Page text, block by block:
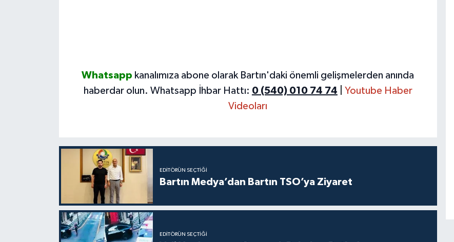
Whatsapp kanalımıza abone olarak Bartın'daki önemli gelişmelerden anında
haberdar olun. Whatsapp İhbar Hattı: 0 (540) 010 74 74
Youtube Haber
Videoları
EDITÖRÜN SEÇTIĞI
Bartın Medya’dan Bartın TSO’ya Ziyaret
EDITÖRÜN SEÇTIĞI